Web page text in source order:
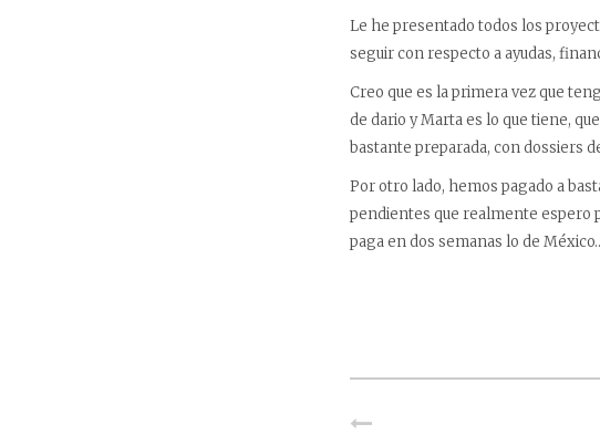
Le he presentado todos los
seguir con respecto a ayudas,
Creo que es la primera vez que
de dario y Marta es lo que tiene,
bastante preparada, con dossiers
Por otro lado, hemos pagado a
pendientes que realmente espero
paga en dos semanas lo de